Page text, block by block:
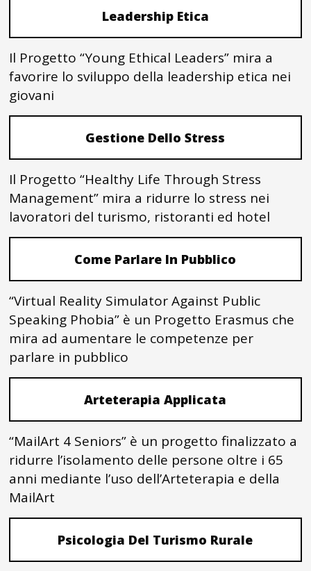
Leadership Etica
Il Progetto “Young Ethical Leaders” mira a
favorire lo sviluppo della leadership etica nei
giovani
Gestione Dello Stress
Il Progetto “Healthy Life Through Stress
Management” mira a ridurre lo stress nei
lavoratori del turismo, ristoranti ed hotel
Come Parlare In Pubblico
“Virtual Reality Simulator Against Public
Speaking Phobia” è un Progetto Erasmus che
mira ad aumentare le competenze per
parlare in pubblico
Arteterapia Applicata
“MailArt 4 Seniors” è un progetto finalizzato a
ridurre l’isolamento delle persone oltre i 65
anni mediante l’uso dell’Arteterapia e della
MailArt
Psicologia Del Turismo Rurale